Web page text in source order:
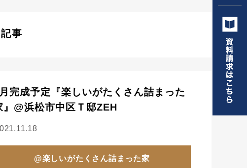
事
完成予定『楽しいがたくさん詰まった
』@浜松市中区Ｔ邸ZEH
@楽しいがたくさん詰まった家